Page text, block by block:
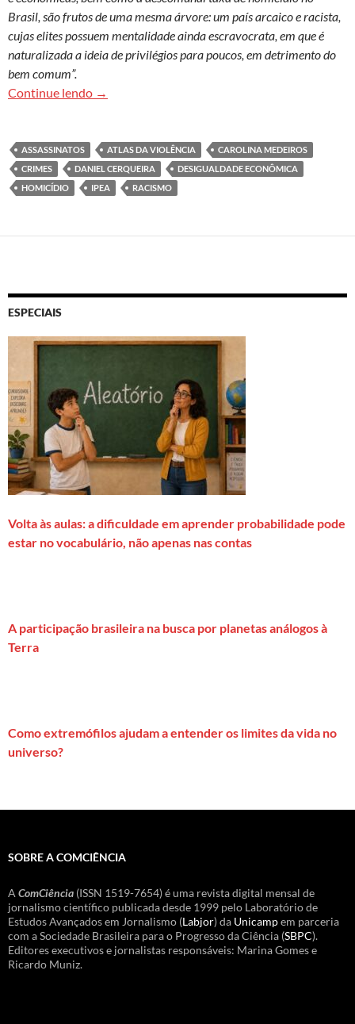
Brasil, são frutos de uma mesma árvore: um país arcaico e racista,
cujas elites possuem mentalidade ainda escravocrata, em que é
naturalizada a ideia de privilégios para poucos, em detrimento do
bem comum”.
Continue lendo Daniel Cerqueira: ‘Taxa de homicídio no Brasil
→
ASSASSINATOS ATLAS DA VIOLÊNCIA
CAROLINA MEDEIROS
CRIMES
DANIEL CERQUEIRA
DESIGUALDADE ECONÔMICA
HOMICÍDIO
IPEA RACISMO
ESPECIAIS
Volta às aulas: a dificuldade em aprender probabilidade pode
estar no vocabulário, não apenas nas contas
A participação brasileira na busca por planetas análogos à
Terra
Como extremófilos ajudam a entender os limites da vida no
universo?
SOBRE A COMCIÊNCIA
A ComCiência (ISSN 1519-7654) é uma revista digital mensal de
jornalismo científico publicada desde 1999 pelo Laboratório de
Estudos Avançados em Jornalismo (Labjor) da Unicampem parceria
com a Sociedade Brasileira para o Progresso da Ciência (SBPC).
Editores executivos e jornalistas responsáveis: Marina Gomes e
Ricardo Muniz.